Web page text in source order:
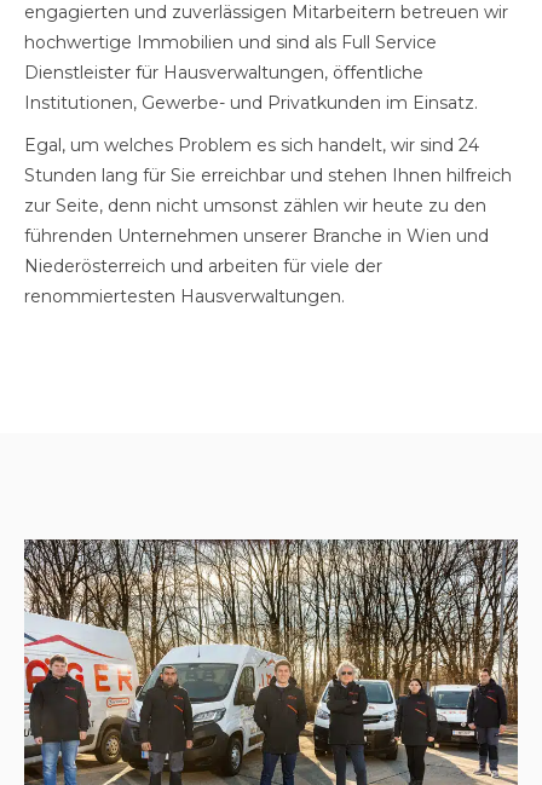
engagierten und zuverlässigen Mitarbeitern betreuen wir
hochwertige Immobilien und sind als Full Service
Dienstleister für Hausverwaltungen, öffentliche
Institutionen, Gewerbe- und Privatkunden im Einsatz.
Egal, um welches Problem es sich handelt, wir sind 24
Stunden lang für Sie erreichbar und stehen Ihnen hilfreich
zur Seite, denn nicht umsonst zählen wir heute zu den
führenden Unternehmen unserer Branche in Wien und
Niederösterreich und arbeiten für viele der
renommiertesten Hausverwaltungen.